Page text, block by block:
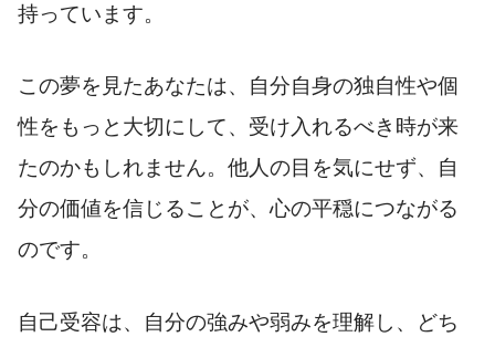
持っています。
この夢を見たあなたは、自分自身の独自性や個
性をもっと大切にして、受け入れるべき時が来
たのかもしれません。他人の目を気にせず、自
分の価値を信じることが、心の平穏につながる
のです。
自己受容は、自分の強みや弱みを理解し、どち